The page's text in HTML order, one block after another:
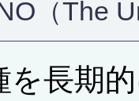
（The
を長期